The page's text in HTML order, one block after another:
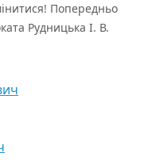
Попередньо
Рудницька І. В.